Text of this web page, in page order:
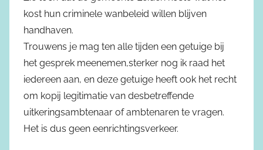
kost hun criminele wanbeleid willen blijven
handhaven.
Trouwens je mag ten alle tijden een getuige bij
het gesprek meenemen,sterker nog ik raad het
iedereen aan, en deze getuige heeft ook het recht
om kopij legitimatie van desbetreffende
uitkeringsambtenaar of ambtenaren te vragen.
Het is dus geen eenrichtingsverkeer.